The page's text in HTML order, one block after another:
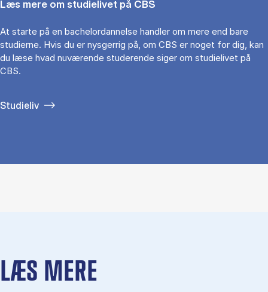
Læs mere om studielivet på CBS
At starte på en bachelordannelse handler om mere end bare
studierne. Hvis du er nysgerrig på, om CBS er noget for dig, kan
du læse hvad nuværende studerende siger om studielivet på
CBS.
Studieliv
LÆS MERE